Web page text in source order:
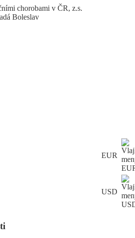
chorobami v ČR, z.s.
Boleslav
EUR
USD